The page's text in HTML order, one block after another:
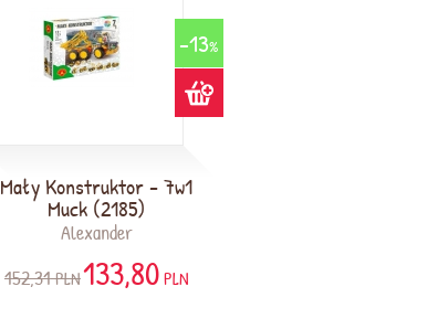
-13%
Mały Konstruktor - 7w1
Muck (2185)
Alexander
152,31PLN133,80PLN